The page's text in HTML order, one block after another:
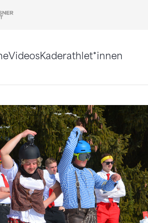
VideosKaderathlet*innen